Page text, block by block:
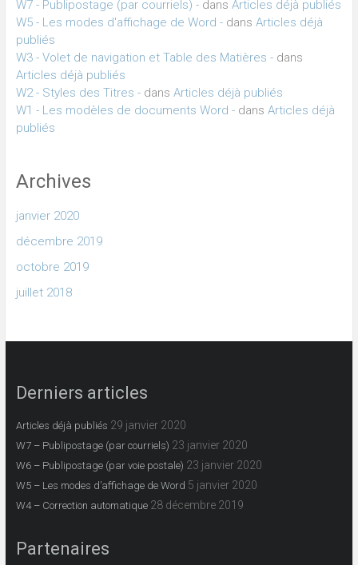
W7 - Publipostage (par courriels) -dans Articles déjà publiés
W5 - Les modes d'affichage de Word -dans Articles déjà
publiés
W3 - Volet de navigation et Table des Matières -dans
Articles déjà publiés
W2 - Styles des Titres -dans Articles déjà publiés
W1 - Les modèles de documents Word -dans Articles déjà
publiés
Archives
janvier 2020
décembre 2019
octobre 2019
juillet 2018
Derniers articles
Articles déjà publiés 29 janvier 2020
W7 – Publipostage (par courriels) 23 janvier 2020
W6 – Publipostage (par voie postale) 23 janvier 2020
W5 – Les modes d’affichage de Word 5 janvier 2020
W4 – Correction automatique 28 décembre 2019
Partenaires